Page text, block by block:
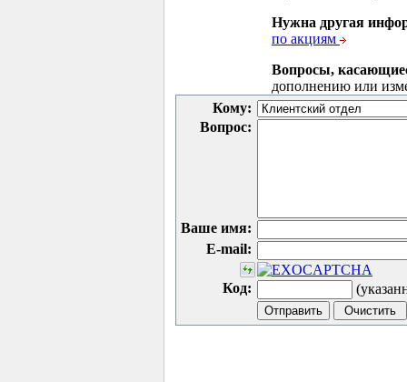
Нужна другая
по акциям
Вопросы,
дополнению или
Кому:
Вопрос:
Ваше имя:
E-mail:
Код: